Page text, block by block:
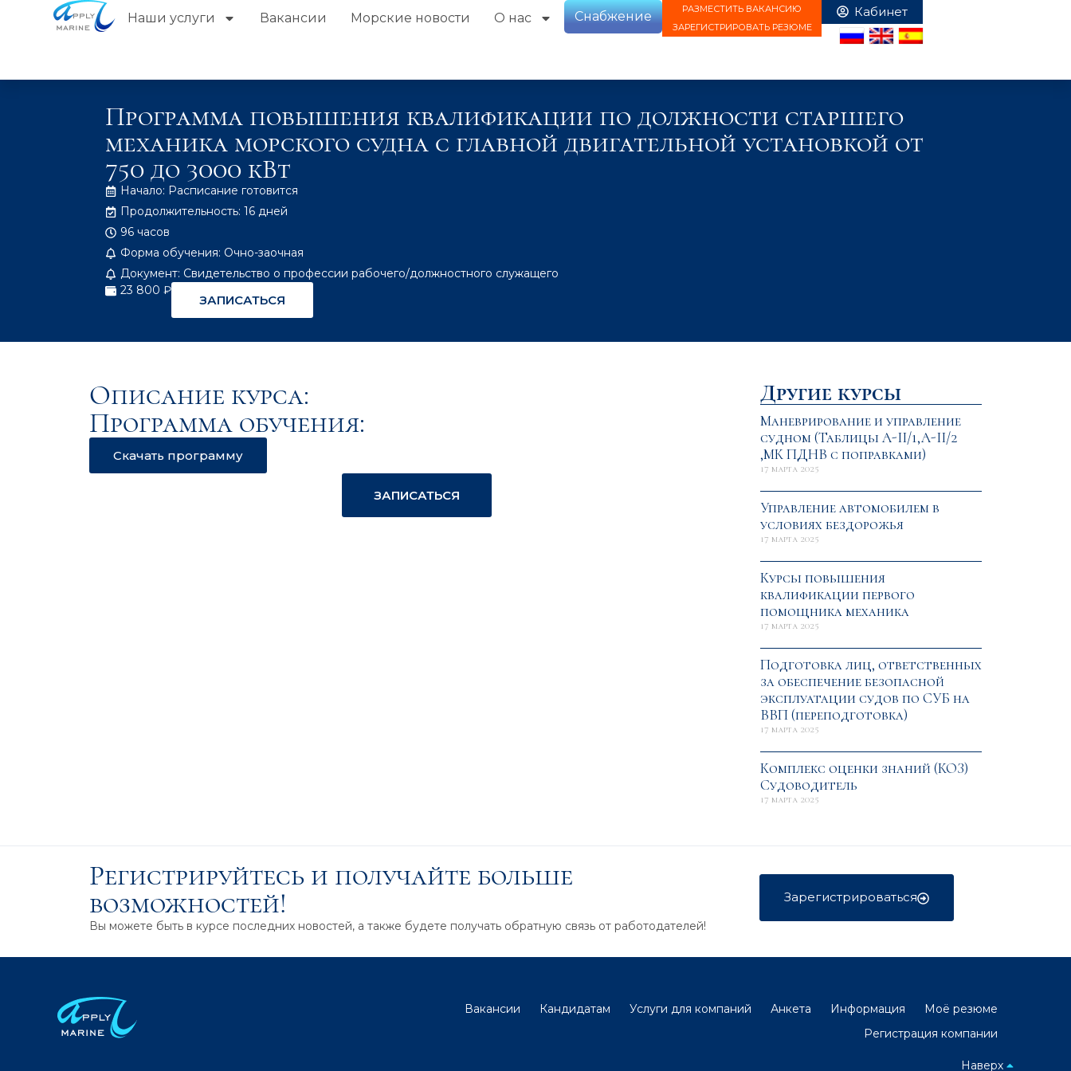
Наши услуги Вакансии Морские новости О нас Снабжение
РАЗМЕСТИТЬ ВАКАНСИЮ
ЗАРЕГИСТРИРОВАТЬ РЕЗЮМЕ
Программа повышения квалификации по должности старшего
механика морского судна с главной двигательной установкой от
750 до 3000 кВт
Начало: Расписание готовится
Продолжительность: 16 дней
96 часов
Форма обучения: Очно-заочная
Документ: Свидетельство о профессии рабочего/должностного служащего
23 800 ₽
ЗАПИСАТЬСЯ
Описание курса:
Программа обучения:
Скачать программу
ЗАПИСАТЬСЯ
Другие курсы
Маневрирование и управление
судном (Таблицы A-II/1,A-II/2
,МК ПДНВ с поправками)
17 марта 2025
Управление автомобилем в
условиях бездорожья
17 марта 2025
Курсы повышения
квалификации первого
помощника механика
17 марта 2025
Подготовка лиц, ответственных
за обеспечение безопасной
эксплуатации судов по СУБ на
ВВП (переподготовка)
17 марта 2025
Комплекс оценки знаний (КОЗ)
Судоводитель
17 марта 2025
Регистрируйтесь и получайте больше
возможностей!
Вы можете быть в курсе последних новостей, а также будете получать обратную связь от работодателей!
Зарегистрироваться
Вакансии Кандидатам Услуги для компаний Анкета Информация
Моё резюме
Регистрация компании
Наверх